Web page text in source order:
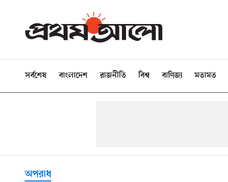
সর্বশেষ বাংলাদেশ রাজনীতি বিশ্ব বাণিজ্য মতামত
অপরাধ